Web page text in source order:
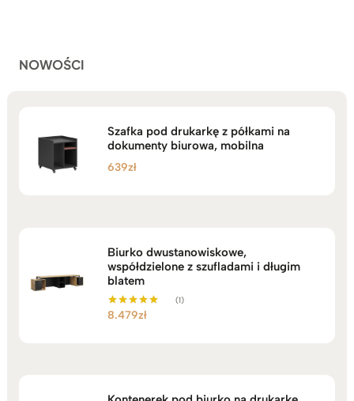
NOWOŚCI
Szafka pod drukarkę z półkami na
dokumenty biurowa, mobilna
639zł
Biurko dwustanowiskowe,
współdzielone z szufladami i długim
blatem
Oceniono
(1)
8.479zł